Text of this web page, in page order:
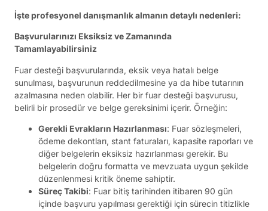
İşte profesyonel danışmanlık almanın detaylı nedenleri:
Başvurularınızı Eksiksiz ve Zamanında
Tamamlayabilirsiniz
Fuar desteği başvurularında, eksik veya hatalı belge
sunulması, başvurunun reddedilmesine ya da hibe tutarının
azalmasına neden olabilir. Her bir fuar desteği başvurusu,
belirli bir prosedür ve belge gereksinimi içerir. Örneğin:
Gerekli Evrakların Hazırlanması: Fuar sözleşmeleri,
ödeme dekontları, stant faturaları, kapasite raporları ve
diğer belgelerin eksiksiz hazırlanması gerekir. Bu
belgelerin doğru formatta ve mevzuata uygun şekilde
düzenlenmesi kritik öneme sahiptir.
Süreç Takibi: Fuar bitiş tarihinden itibaren 90 gün
içinde başvuru yapılması gerektiği için sürecin titizlikle